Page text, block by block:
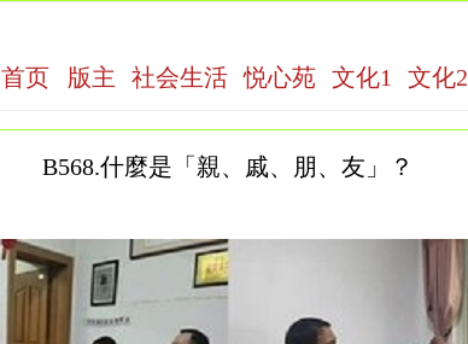
首页
版主 社会生活 悦心苑 文化1 文化2
B568.什麼是「親、戚、朋、友」？